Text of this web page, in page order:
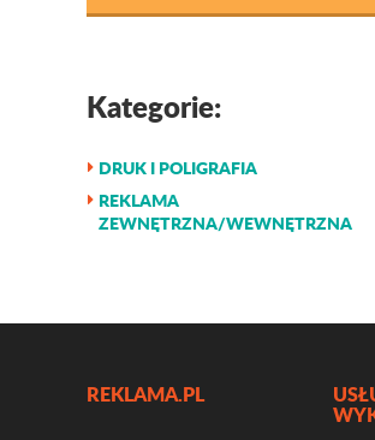
Kategorie:
DRUK I POLIGRAFIA
REKLAMA
ZEWNĘTRZNA/WEWNĘTRZNA
REKLAMA.PL